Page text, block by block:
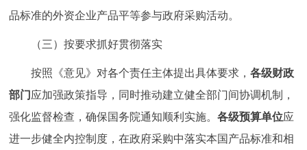
品标准的外资企业产品平等参与政府采购活动。
（三）按要求抓好贯彻落实
按照《意见》对各个责任主体提出具体要求，各级财政
部门 应加强政策指导，同时推动建立健全部门间协调机制，
强化监督检查，确保国务院通知顺利实施。各级预算单位应
进一步健全内控制度，在政府采购中落实本国产品标准和相